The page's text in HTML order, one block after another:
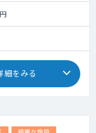
ン病棟または地域包
中心となります。
細をみる
綺麗な施設